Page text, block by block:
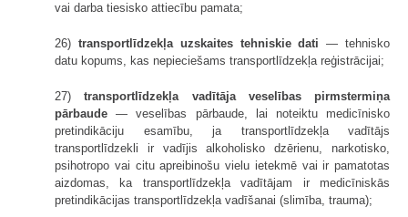
vai darba tiesisko attiecību pamata;
26) transportlīdzekļa uzskaites tehniskie dati — tehnisko
datu kopums, kas nepieciešams transportlīdzekļa reģistrācijai;
27)transportlīdzekļa vadītāja veselības pirmstermiņa
pārbaude — veselības pārbaude, lai noteiktu medicīnisko
pretindikāciju esamību, ja transportlīdzekļa vadītājs
transportlīdzekli ir vadījis alkoholisko dzērienu, narkotisko,
psihotropo vai citu apreibinošu vielu ietekmē vai ir pamatotas
aizdomas, ka transportlīdzekļa vadītājam ir medicīniskās
pretindikācijas transportlīdzekļa vadīšanai (slimība, trauma);